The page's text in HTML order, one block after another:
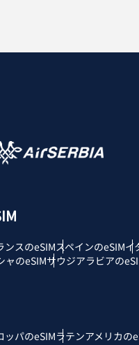
ンスのeSIMスペインのeSIMイ
ャのeSIMサウジアラビアの
ッパのeSIMラテンアメリカの